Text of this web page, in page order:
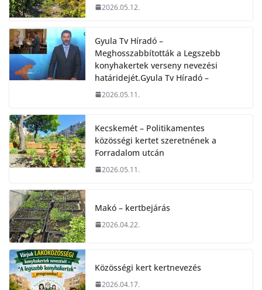
2026.05.12.
Gyula Tv Híradó –
Meghosszabbították a Legszebb
konyhakertek verseny nevezési
határidejét.Gyula Tv Híradó –
2026.05.11.
Kecskemét – Politikamentes
közösségi kertet szeretnének a
Forradalom utcán
2026.05.11.
Makó – kertbejárás
2026.04.22.
Közösségi kert kertnevezés
2026.04.17.